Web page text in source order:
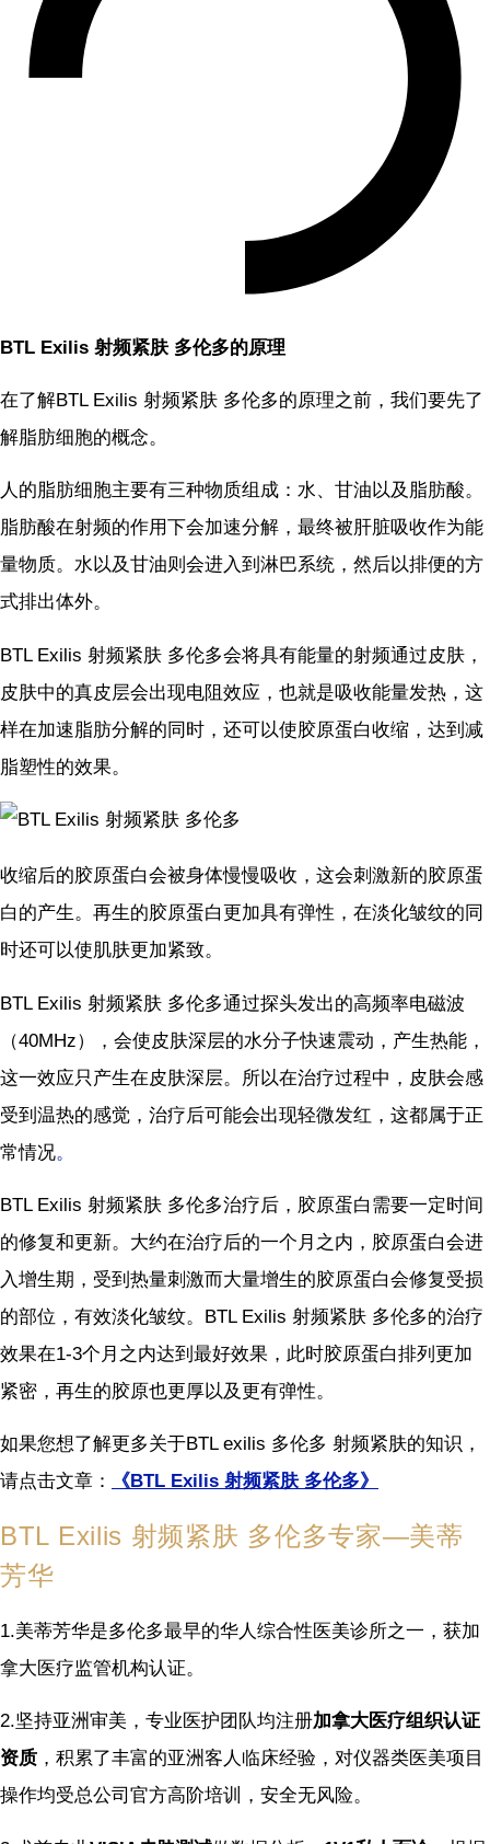
BTL Exilis 射频紧肤 多伦多的原理
在了解BTL Exilis 射频紧肤 多伦多的原理之前，我们要先了
解脂肪细胞的概念。
人的脂肪细胞主要有三种物质组成：水、甘油以及脂肪酸。
脂肪酸在射频的作用下会加速分解，最终被肝脏吸收作为能
量物质。水以及甘油则会进入到淋巴系统，然后以排便的方
式排出体外。
BTL Exilis 射频紧肤 多伦多会将具有能量的射频通过皮肤，
皮肤中的真皮层会出现电阻效应，也就是吸收能量发热，这
样在加速脂肪分解的同时，还可以使胶原蛋白收缩，达到减
脂塑性的效果。
收缩后的胶原蛋白会被身体慢慢吸收，这会刺激新的胶原蛋
白的产生。再生的胶原蛋白更加具有弹性，在淡化皱纹的同
时还可以使肌肤更加紧致。
BTL Exilis 射频紧肤 多伦多通过探头发出的高频率电磁波
（40MHz），会使皮肤深层的水分子快速震动，产生热能，
这一效应只产生在皮肤深层。所以在治疗过程中，皮肤会感
受到温热的感觉，治疗后可能会出现轻微发红，这都属于正
常情况。
BTL Exilis 射频紧肤 多伦多治疗后，胶原蛋白需要一定时间
的修复和更新。大约在治疗后的一个月之内，胶原蛋白会进
入增生期，受到热量刺激而大量增生的胶原蛋白会修复受损
的部位，有效淡化皱纹。BTL Exilis 射频紧肤 多伦多的治疗
效果在1-3个月之内达到最好效果，此时胶原蛋白排列更加
紧密，再生的胶原也更厚以及更有弹性。
如果您想了解更多关于BTL exilis 多伦多 射频紧肤的知识，
请点击文章：
《BTL Exilis 射频紧肤 多伦多》
BTL Exilis 射频紧肤 多伦多专家—美蒂
芳华
1.美蒂芳华是多伦多最早的华人综合性医美诊所之一，获加
拿大医疗监管机构认证。
2.坚持亚洲审美，专业医护团队均注册加拿大医疗组织认证
资质 ，积累了丰富的亚洲客人临床经验，对仪器类医美项目
操作均受总公司官方高阶培训，安全无风险。